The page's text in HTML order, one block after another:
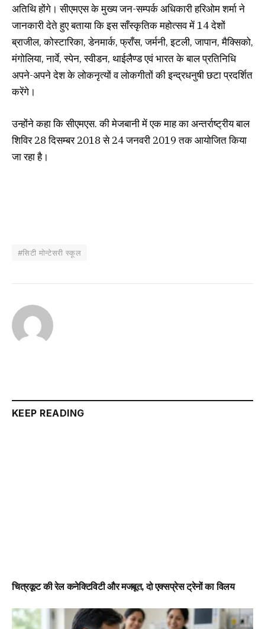
अतिथि होंगे। सीएमएस के मुख्य जन-सम्पर्क अधिकारी हरिओम शर्मा ने
जानकारी देते हुए बताया कि इस साँस्कृतिक महोत्सव में 14 देशों
ब्राजील, कोस्टारिका, डेनमार्क, फ्राँस, जर्मनी, इटली, जापान, मैक्सिको,
मंगोलिया, नार्वे, स्पेन, स्वीडन, थाईलैण्ड एवं भारत के बाल प्रतिनिधि
अपने-अपने देश के लोकनृत्यों व लोकगीतों की इन्द्रधनुषी छटा प्रदर्शित
करेंगे।
उन्होंने कहा कि सीएमएस. की मेजबानी में एक माह का अन्तर्राष्ट्रीय बाल
शिविर 28 दिसम्बर 2018 से 24 जनवरी 2019 तक आयोजित किया
जा रहा है।
#सिटी मोन्टेसरी स्कूल
KEEP READING
चित्रकूट की रेल कनेक्टिविटी और मजबूत, दो एक्सप्रेस ट्रेनों का विलय